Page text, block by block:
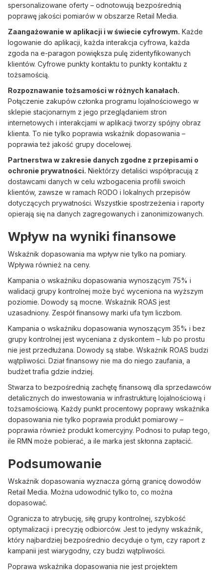
spersonalizowane oferty – odnotowują bezpośrednią
poprawę jakości pomiarów w obszarze Retail Media.
Zaangażowanie w aplikacji i w świecie cyfrowym. Każde
logowanie do aplikacji, każda interakcja cyfrowa, każda
zgoda na e-paragon powiększa pulę zidentyfikowanych
klientów. Cyfrowe punkty kontaktu to punkty kontaktu z
tożsamością.
Rozpoznawanie tożsamości w różnych kanałach.
Połączenie zakupów członka programu lojalnościowego w
sklepie stacjonarnym z jego przeglądaniem stron
internetowych i interakcjami w aplikacji tworzy spójny obraz
klienta. To nie tylko poprawia wskaźnik dopasowania –
poprawia też jakość grupy docelowej.
Partnerstwa w zakresie danych zgodne z przepisami o
ochronie prywatności. Niektórzy detaliści współpracują z
dostawcami danych w celu wzbogacenia profili swoich
klientów, zawsze w ramach RODO i lokalnych przepisów
dotyczących prywatności. Wszystkie spostrzeżenia i raporty
opierają się na danych zagregowanych i zanonimizowanych.
Wpływ na wyniki finansowe
Wskaźnik dopasowania ma wpływ nie tylko na pomiary.
Wpływa również na ceny.
Kampania o wskaźniku dopasowania wynoszącym 75% i
walidacji grupy kontrolnej może być wyceniona na wyższym
poziomie. Dowody są mocne. Wskaźnik ROAS jest
uzasadniony. Zespół finansowy marki ufa tym liczbom.
Kampania o wskaźniku dopasowania wynoszącym 35% i bez
grupy kontrolnej jest wyceniana z dyskontem – lub po prostu
nie jest przedłużana. Dowody są słabe. Wskaźnik ROAS budzi
wątpliwości. Dział finansowy nie ma do niego zaufania, a
budżet trafia gdzie indziej.
Stwarza to bezpośrednią zachętę finansową dla sprzedawców
detalicznych do inwestowania w infrastrukturę lojalnościową i
tożsamościową. Każdy punkt procentowy poprawy wskaźnika
dopasowania nie tylko poprawia produkt pomiarowy –
poprawia również produkt komercyjny. Podnosi to pułap tego,
ile RMN może pobierać, a ile marka jest skłonna zapłacić.
Podsumowanie
Wskaźnik dopasowania wyznacza górną granicę dowodów
Retail Media. Można udowodnić tylko to, co można
dopasować.
Ogranicza to atrybucję, siłę grupy kontrolnej, szybkość
optymalizacji i precyzję odbiorców. Jest to jedyny wskaźnik,
który najbardziej bezpośrednio decyduje o tym, czy raport z
kampanii jest wiarygodny, czy budzi wątpliwości.
Poprawa wskaźnika dopasowania nie jest projektem